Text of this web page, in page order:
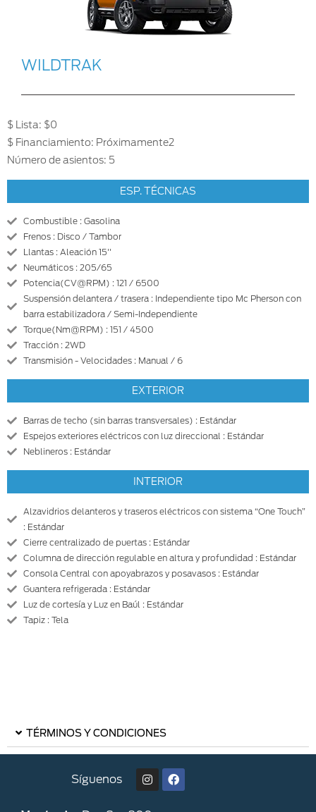
WILDTRAK
$ Lista: $0
$ Financiamiento: Próximamente2
Número de asientos: 5
ESP. TÉCNICAS
Combustible : Gasolina
Frenos : Disco / Tambor
Llantas : Aleación 15''
Neumáticos : 205/65
Potencia(CV@RPM) : 121 / 6500
Suspensión delantera / trasera : Independiente tipo Mc Pherson con
barra estabilizadora / Semi-Independiente
Torque(Nm@RPM) : 151 / 4500
Tracción : 2WD
Transmisión - Velocidades : Manual / 6
EXTERIOR
Barras de techo (sin barras transversales) : Estándar
Espejos exteriores eléctricos con luz direccional : Estándar
Neblineros : Estándar
INTERIOR
Alzavidrios delanteros y traseros eléctricos con sistema “One Touch”
: Estándar
Cierre centralizado de puertas : Estándar
Columna de dirección regulable en altura y profundidad : Estándar
Consola Central con apoyabrazos y posavasos : Estándar
Guantera refrigerada : Estándar
Luz de cortesía y Luz en Baúl : Estándar
Tapiz : Tela
TÉRMINOS Y CONDICIONES
Síguenos